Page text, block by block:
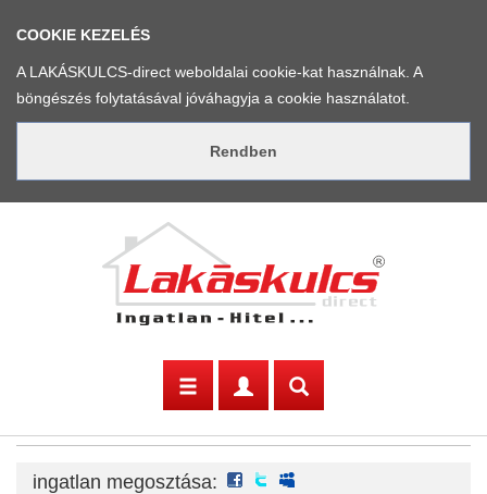
COOKIE KEZELÉS
A LAKÁSKULCS-direct weboldalai cookie-kat használnak. A
böngészés folytatásával jóváhagyja a cookie használatot.
ingatlan megosztása: facebook
twitter